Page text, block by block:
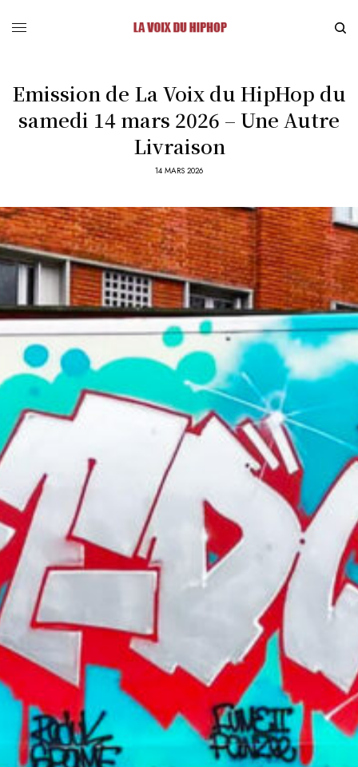
Emission de La Voix du HipHop du
samedi 14 mars 2026 – Une Autre
Livraison
14 MARS 2026